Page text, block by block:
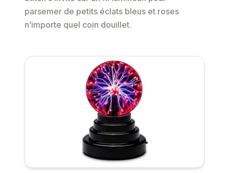
parsemer de petits éclats bleus et roses
n’importe quel coin douillet.